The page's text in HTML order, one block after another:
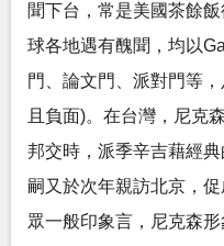
聞下台，常是美國茶餘
球各地遇有醜聞，均以
門、論文門、派對門等
且負面)。在台灣，尼克
邦交時，派季辛吉藉經
嗣又於次年親訪北京，
眾一般印象言，尼克森